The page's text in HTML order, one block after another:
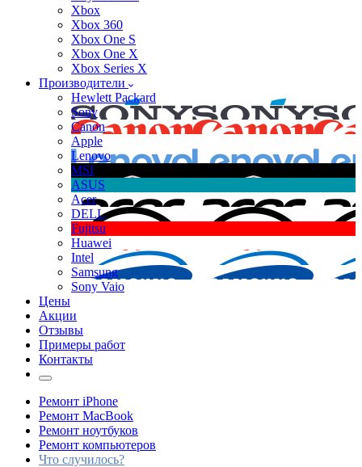
Xbox
Xbox 360
Xbox One S
Xbox One X
Xbox Series X
Производители
Hewlett Packard
Sony
Canon
Apple
Lenovo
MSI
ASUS
Acer
DELL
Fujitsu
Huawei
Intel
Samsung
Sony Vaio
Цены
Акции
Отзывы
Примеры работ
Контакты
Ремонт iPhone
Ремонт MacBook
Ремонт ноутбуков
Ремонт компьютеров
Что случилось?